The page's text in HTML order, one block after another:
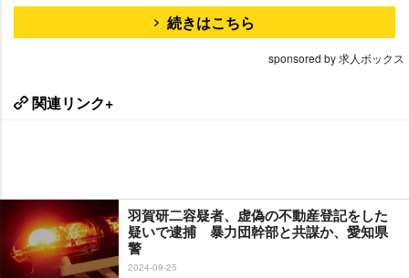
続きはこちら
sponsored by 求人ボックス
関連リンク+
羽賀研二容疑者、虚偽の不動産登記をした
疑いで逮捕 暴力団幹部と共謀か、愛知県
警
2024-09-25